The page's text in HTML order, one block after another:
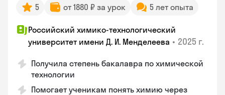
5 от 1880 ₽ за урок 5 лет опыта
Российский химико-технологический
университет имени Д. И. Менделеева • 2025 г.
Получила степень бакалавра по химической
технологии
Помогает ученикам понять химию через